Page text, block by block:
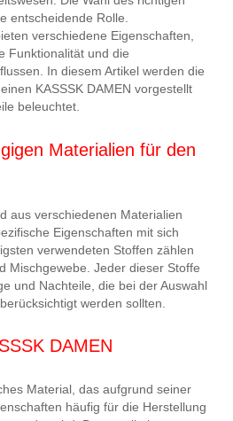
entscheidende Rolle.
verschiedene Eigenschaften,
Funktionalität und die
In diesem Artikel werden die
KASSSK DAMEN vorgestellt
beleuchtet.
Materialien für den
aus verschiedenen Materialien
Eigenschaften mit sich
verwendeten Stoffen zählen
Mischgewebe. Jeder dieser Stoffe
und Nachteile, die bei der Auswahl
werden sollten.
DAMEN
Material, das aufgrund seiner
häufig für die Herstellung